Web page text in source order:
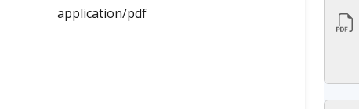
application/pdf